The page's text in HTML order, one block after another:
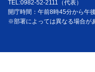
TEL:0982-52-2111（代表）
開庁時間：午前8時45分から午
※部署によっては異なる場合が